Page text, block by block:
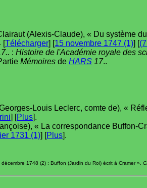
(Alexis-Claude), « Du système
[Télécharger] [15 novembre 1747 (1)] [
: Histoire de l'Académie royale des
Mémoires de HARS 17..
Louis Leclerc, comte de), «
] [Plus].
« La correspondance Buffon-
1731 (1)] [Plus].
1748 (2) : Buffon (Jardin du Roi) écrit à Cramer »,